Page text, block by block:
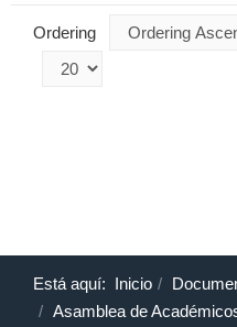
Ordering
Está aquí: Inicio
Asamblea de